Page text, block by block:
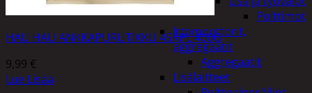
Polttimot
Irtomoottorit,
aggregaatit
Aggregaatit
Lisälaitteet
HAU HAU ANKKAPURUTIKKU 45KPL 400G
9,99 €
Lue Lisää